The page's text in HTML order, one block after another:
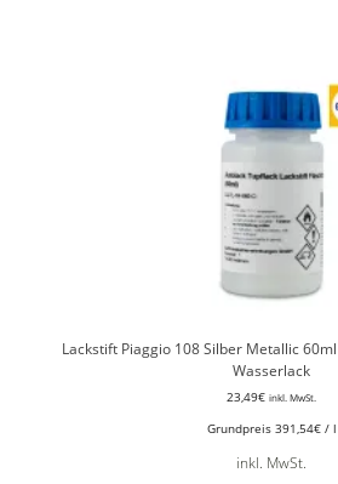
Lackstift Piaggio 108 Silber Metallic
Wasserlack
23,49€ inkl. MwSt.
Grundpreis 391,54€/ l
inkl. MwSt.